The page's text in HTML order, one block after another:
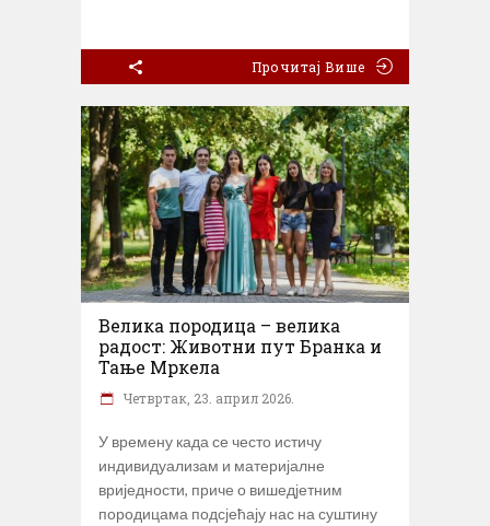
Прочитај Више
Велика породица – велика
радост: Животни пут Бранка и
Тање Мркела
Четвртак, 23. април 2026.
У времену када се често истичу
индивидуализам и материјалне
вриједности, приче о вишедјетним
породицама подсјећају нас на суштину